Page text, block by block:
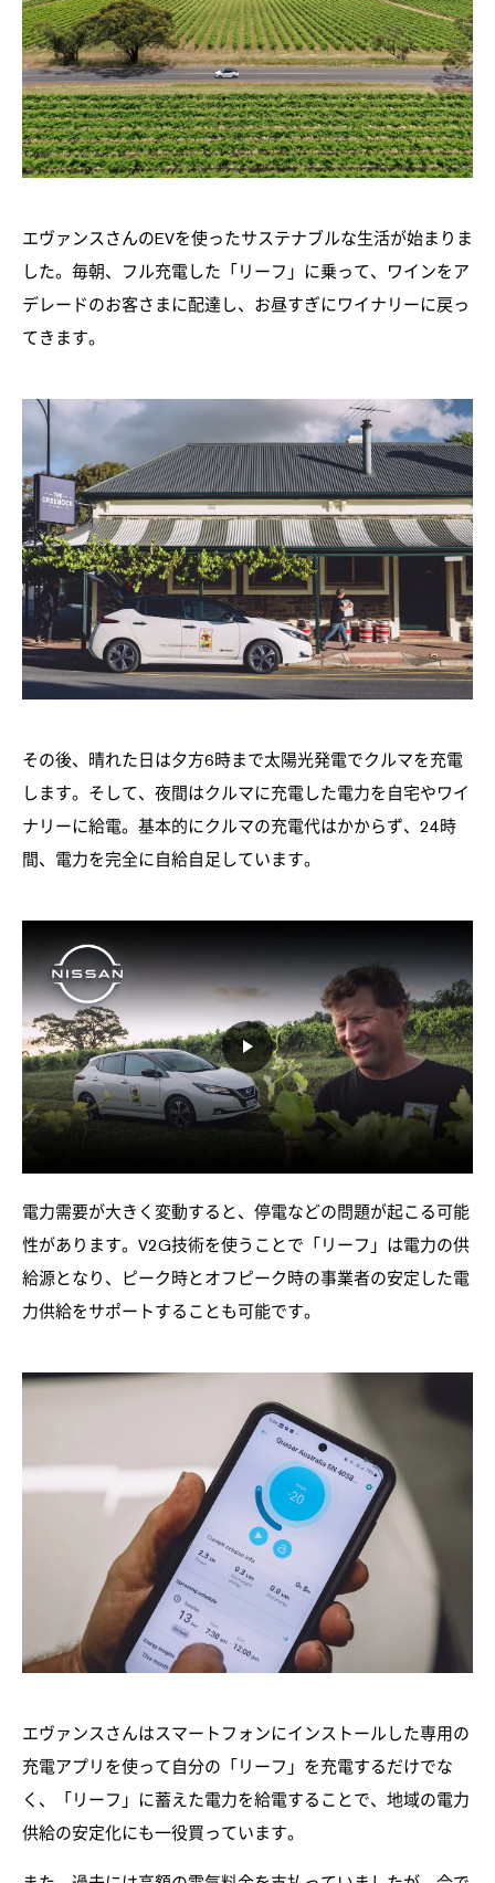
エヴァンスさんのEVを使ったサステナブルな生活が始まりま
した。毎朝、フル充電した「リーフ」に乗って、ワインをア
デレードのお客さまに配達し、お昼すぎにワイナリーに戻っ
てきます。
その後、晴れた日は夕方6時まで太陽光発電でクルマを充電
します。そして、夜間はクルマに充電した電力を自宅やワイ
ナリーに給電。基本的にクルマの充電代はかからず、24時
間、電力を完全に自給自足しています。
電力需要が大きく変動すると、停電などの問題が起こる可能
性があります。V2G技術を使うことで「リーフ」は電力の供
給源となり、ピーク時とオフピーク時の事業者の安定した電
力供給をサポートすることも可能です。
エヴァンスさんはスマートフォンにインストールした専用の
充電アプリを使って自分の「リーフ」を充電するだけでな
く、「リーフ」に蓄えた電力を給電することで、地域の電力
供給の安定化にも一役買っています。